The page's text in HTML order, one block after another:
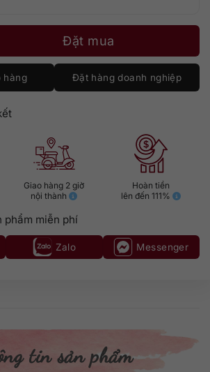
40%) số lượngĐặt mua
hàng Đặt hàng doanh nghiệp
Giao hàng 2 giờ
nội thành
Hoàn tiền
lên đến 111%
phẩm miễn phí
Zalo Messenger
tin sản phẩm